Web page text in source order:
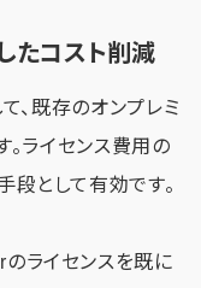
たコスト削減
、既存のオンプレミ
ライセンス費用の
段として有効です。
ライセンスを既に